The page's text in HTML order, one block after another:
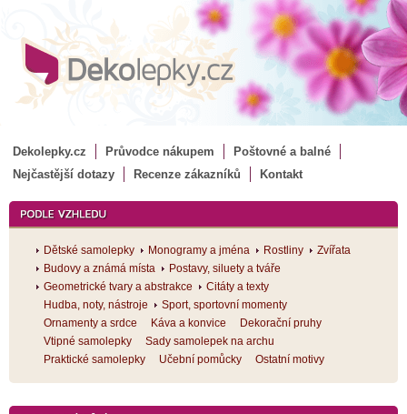
Dekolepky.cz Průvodce nákupem
Poštovné a balné
Nejčastější dotazy
Recenze zákazníků Kontakt
Dětské samolepky Monogramy a jména Rostliny
Zvířata
Budovy a známá místa
Postavy, siluety a tváře
Geometrické tvary a abstrakce
Citáty a texty
Hudba, noty, nástroje
Sport, sportovní momenty
Ornamenty a srdce
Káva a konvice
Dekorační pruhy
Vtipné samolepky
Sady samolepek na archu
Praktické samolepky
Učební pomůcky Ostatní motivy